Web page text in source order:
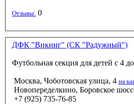
Отзывы: 0
ДФК "Викинг" (СК "Радужный")
Футбольная секция для детей с 4
Москва, Чоботовская улица, 4 на
Новопеределкино, Боровское
+7 (925) 735-76-85